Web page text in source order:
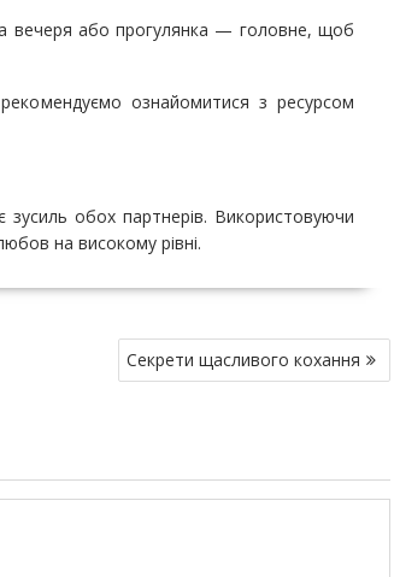
вечеря або прогулянка — головне, щоб
ознайомитися з ресурсом
обох партнерів. Використовуючи
на високому рівні.
Секрети щасливого кохання